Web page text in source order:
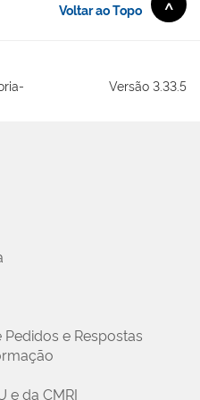
Voltar ao Topo ^
Versão 3.33.5
e Respostas
e da CMRI